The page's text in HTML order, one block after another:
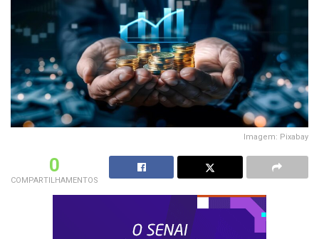
Imagem: Pixabay
0
COMPARTILHAMENTOS